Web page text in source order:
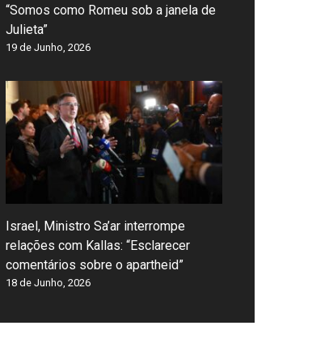
“Somos como Romeu sob a janela de
Julieta”
19 de Junho, 2026
Israel, Ministro Sa’ar interrompe
relações com Kallas: “Esclarecer
comentários sobre o apartheid”
18 de Junho, 2026